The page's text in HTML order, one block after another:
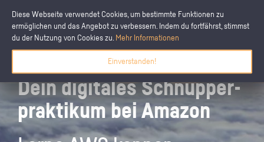
Diese Webseite verwendet Cookies, um bestimmte Funktionen zu
ermöglichen und das Angebot zu verbessern. Indem du fortfährst, stimmst
du der Nutzung von Cookies zu. Mehr Informationen
Einverstanden!
Dein digitales Schnupper­
praktikum bei Amazon